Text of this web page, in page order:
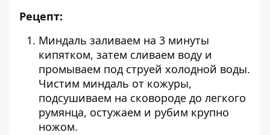
Рецепт:
Миндаль заливаем на 3 минуты
кипятком, затем сливаем воду и
промываем под струей холодной воды.
Чистим миндаль от кожуры,
подсушиваем на сковороде до легкого
румянца, остужаем и рубим крупно
ножом.